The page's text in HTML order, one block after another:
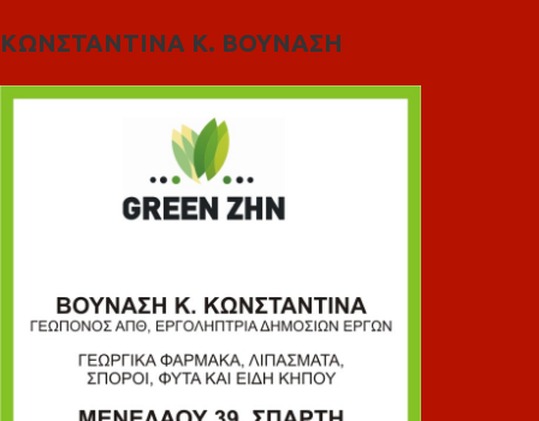
ΚΩΝΣΤΑΝΤΙΝΑ Κ. ΒΟΥΝΑΣΗ